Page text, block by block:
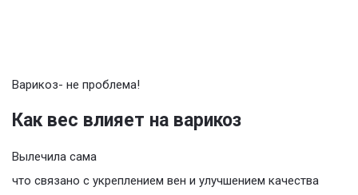
Варикоз- не проблема!
Как вес влияет на варикоз
Вылечила сама
что связано с укреплением вен и улучшением качества